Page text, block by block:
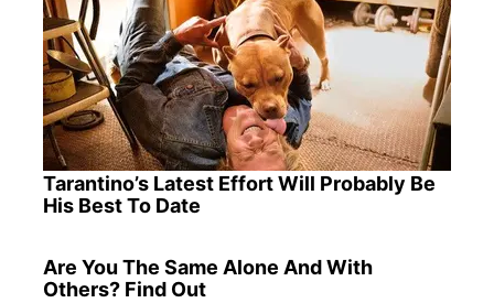
Tarantino’s Latest Effort Will Probably Be
His Best To Date
Are You The Same Alone And With
Others? Find Out